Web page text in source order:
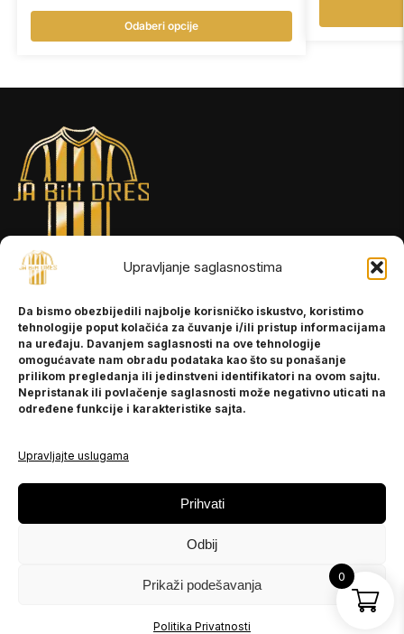
Upravljanje saglasnostima
Da bismo obezbijedili najbolje korisničko iskustvo, koristimo
tehnologije poput kolačića za čuvanje i/ili pristup informacijama
na uređaju. Davanjem saglasnosti na ove tehnologije
omogućavate nam obradu podataka kao što su ponašanje
prilikom pregledanja ili jedinstveni identifikatori na ovom sajtu.
Nepristanak ili povlačenje saglasnosti može negativno uticati na
određene funkcije i karakteristike sajta.
Upravljajte uslugama
Prihvati
Odbij
Prikaži podešavanja
Politika Privatnosti
Odaberi opcije
INFORMACIJE
O nama
Kontakt
POMOĆ
Politika privatnosti
PRATITE NAS
Instagram
0